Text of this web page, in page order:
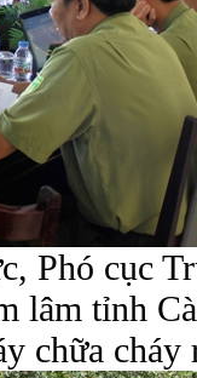
Phó cục
lâm tỉnh
chữa cháy